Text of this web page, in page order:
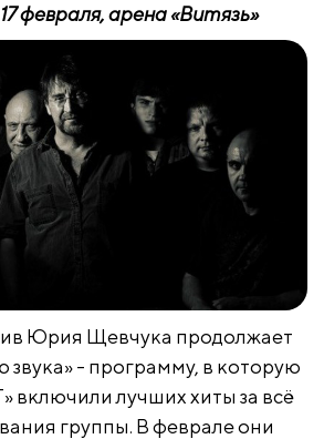
февраля, арена «Витязь»
Юрия Щевчука продолжает
звука» - программу, в которую
включили лучших хиты за всё
группы. В феврале они